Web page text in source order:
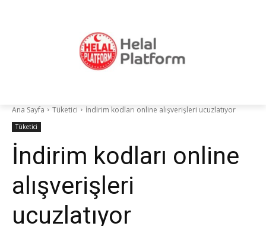
Ana Sayfa Tüketici İndirim kodları online alışverişleri ucuzlatıyor
Tüketici
İndirim kodları online
alışverişleri
ucuzlatıyor